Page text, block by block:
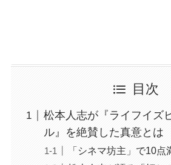
目次
松本人志が『ライフイズ
ル』を絶賛した真意とは
「シネマ坊主」で10